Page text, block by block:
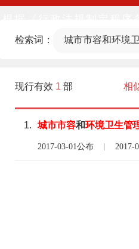
法部官网)
检索词： 城市市容和环境
现行有效 1 部 相
1. 城市市容和环境卫生管
2017-03-01公布 2017-